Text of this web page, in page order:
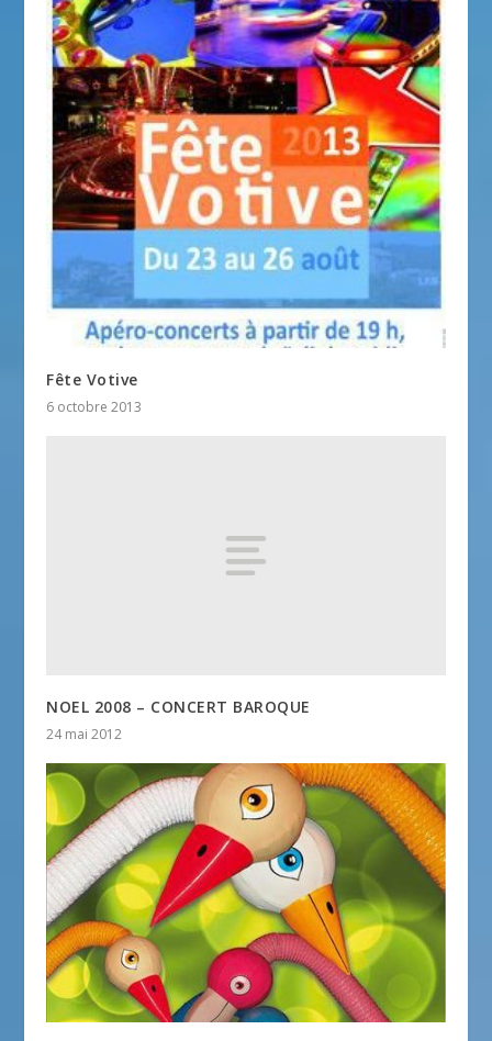
Fête Votive
6 octobre 2013
NOEL 2008 – CONCERT BAROQUE
24 mai 2012